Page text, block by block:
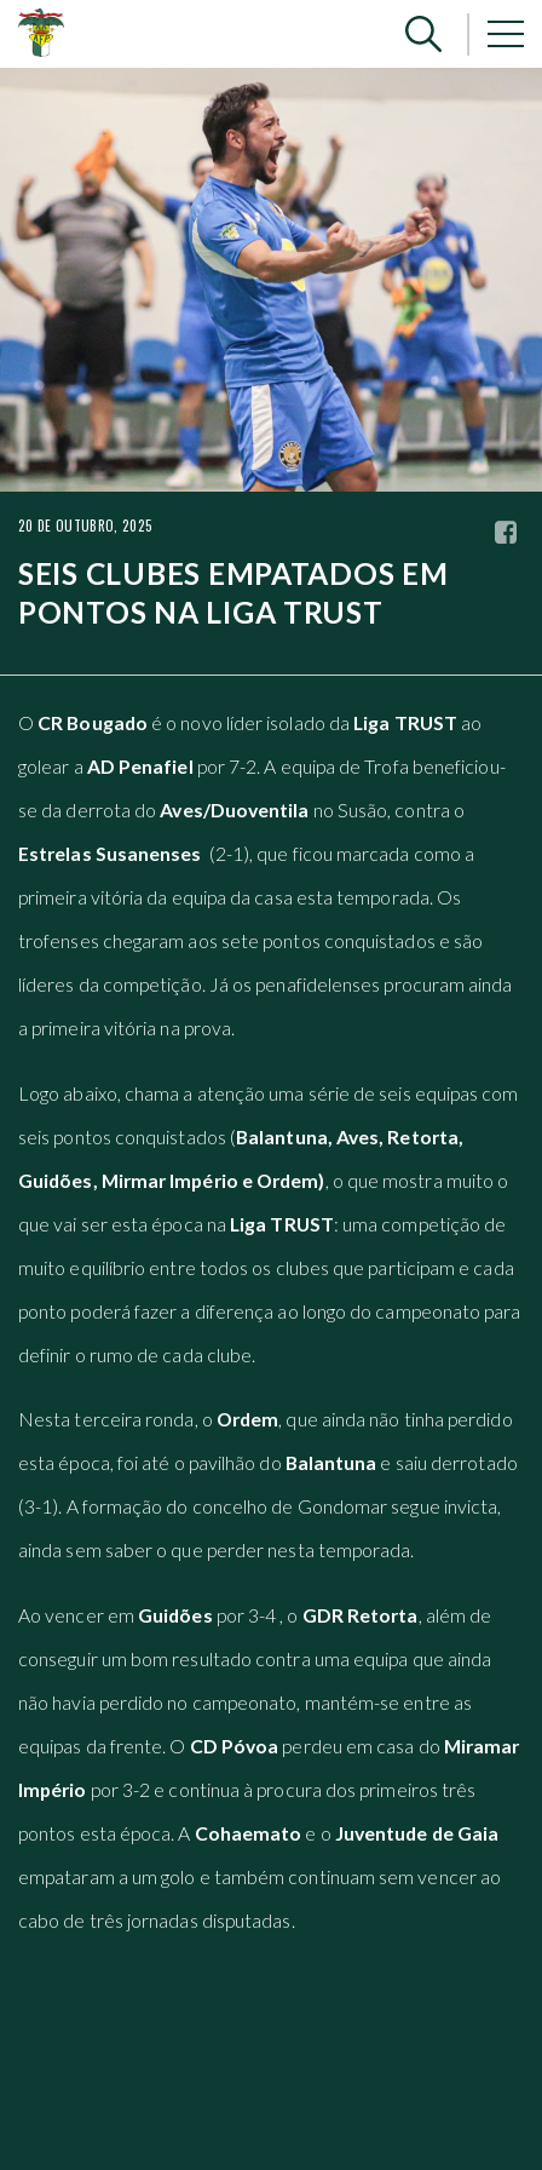
20 DE OUTUBRO, 2025
SEIS CLUBES EMPATADOS EM
PONTOS NA LIGA TRUST
O CR Bougado é o novo líder isolado da Liga TRUST ao
golear a AD Penafiel por 7-2. A equipa de Trofa beneficiou-
se da derrota doAves/Duoventila no Susão, contra o
Estrelas Susanenses (2-1), que ficou marcada como a
primeira vitória da equipa da casa esta temporada. Os
trofenses chegaram aos sete pontos conquistados e são
líderes da competição. Já os penafidelenses procuram ainda
a primeira vitória na prova.
Logo abaixo, chama a atenção uma série de seis equipas com
seis pontos conquistados (Balantuna, Aves, Retorta,
Guidões, Mirmar Império e Ordem) , o que mostra muito o
que vai ser esta época na Liga TRUST: uma competição de
muito equilíbrio entre todos os clubes que participam e cada
ponto poderá fazer a diferença ao longo do campeonato para
definir o rumo de cada clube.
Nesta terceira ronda, o Ordem, que ainda não tinha perdido
esta época, foi até o pavilhão do Balantuna e saiu derrotado
(3-1). A formação do concelho de Gondomar segue invicta,
ainda sem saber o que perder nesta temporada.
Ao vencer em Guidões por 3-4 , o GDR Retorta , além de
conseguir um bom resultado contra uma equipa que ainda
não havia perdido no campeonato, mantém-se entre as
equipas da frente. O CD Póvoa perdeu em casa do Miramar
Império por 3-2 e continua à procura dos primeiros três
pontos esta época. A Cohaemato e o Juventude de Gaia
empataram a um golo e também continuam sem vencer ao
cabo de três jornadas disputadas.